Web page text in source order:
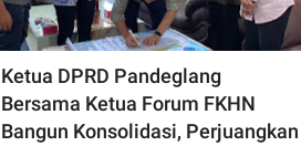
Ketua DPRD Pandeglang
Bersama Ketua Forum FKHN
Bangun Konsolidasi, Perjuangkan